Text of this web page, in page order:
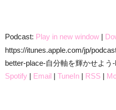
Podcast: Play in new window |
https://itunes.apple.com/jp/
better-place-自分軸を輝かせよう
Spotify | Email | TuneIn | RSS |